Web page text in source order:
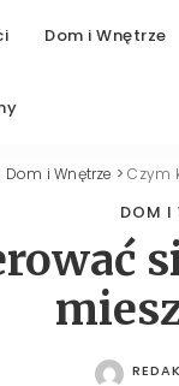
Dom i Wnętrze
Dom i Wnętrze >Czym
DOM I